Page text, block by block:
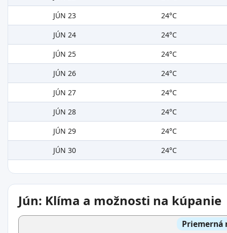
JÚN 23
24°C
JÚN 24
24°C
JÚN 25
24°C
JÚN 26
24°C
JÚN 27
24°C
JÚN 28
24°C
JÚN 29
24°C
JÚN 30
24°C
Jún: Klíma a možnosti na kúpanie
Priemerná